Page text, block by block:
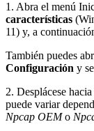
1. Abra el menú
características
11) y, a
También puedes
Configuración y
2. Desplácese
puede variar
Npcap OEMo